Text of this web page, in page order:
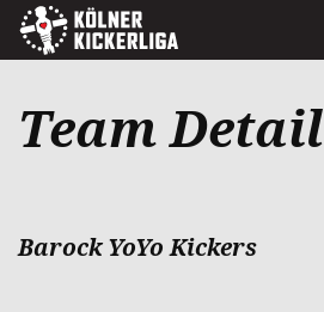
Team Detail
Barock YoYo Kickers